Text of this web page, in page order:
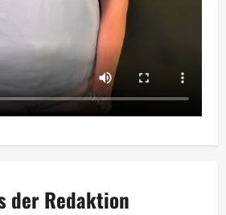
der Redaktion